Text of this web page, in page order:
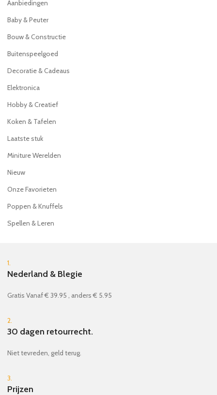
Aanbiedingen
Baby & Peuter
Bouw & Constructie
Buitenspeelgoed
Decoratie & Cadeaus
Elektronica
Hobby & Creatief
Koken & Tafelen
Laatste stuk
Miniture Werelden
Nieuw
Onze Favorieten
Poppen & Knuffels
Spellen & Leren
1.
Nederland & Blegie
Gratis Vanaf € 39.95 , anders € 5.95
2.
30 dagen retourrecht.
Niet tevreden, geld terug.
3.
Prijzen